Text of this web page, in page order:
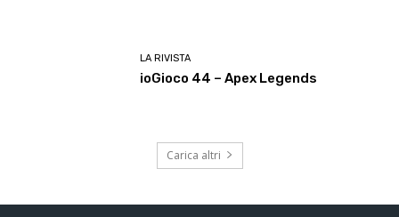
LA RIVISTA
ioGioco 44 – Apex Legends
Carica altri